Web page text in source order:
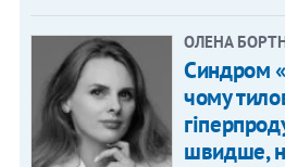
ОЛЕНА
Синдром
чому
швидше,